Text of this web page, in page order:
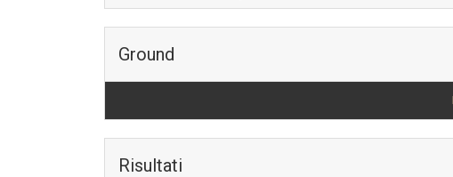
Ground
Risultati